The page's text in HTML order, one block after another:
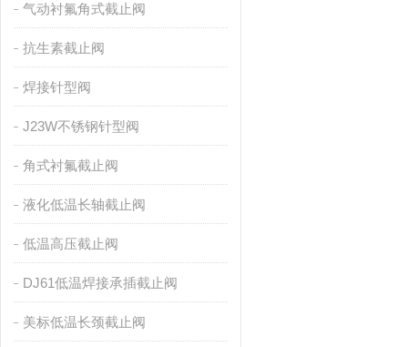
气动衬氟角式截止阀
抗生素截止阀
焊接针型阀
J23W不锈钢针型阀
角式衬氟截止阀
液化低温长轴截止阀
低温高压截止阀
DJ61低温焊接承插截止阀
美标低温长颈截止阀